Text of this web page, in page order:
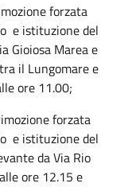
forzata
e istituzione del
Gioiosa Marea e
il Lungomare e
ore 11.00;
forzata
e istituzione del
da Via Rio
ore 12.15 e